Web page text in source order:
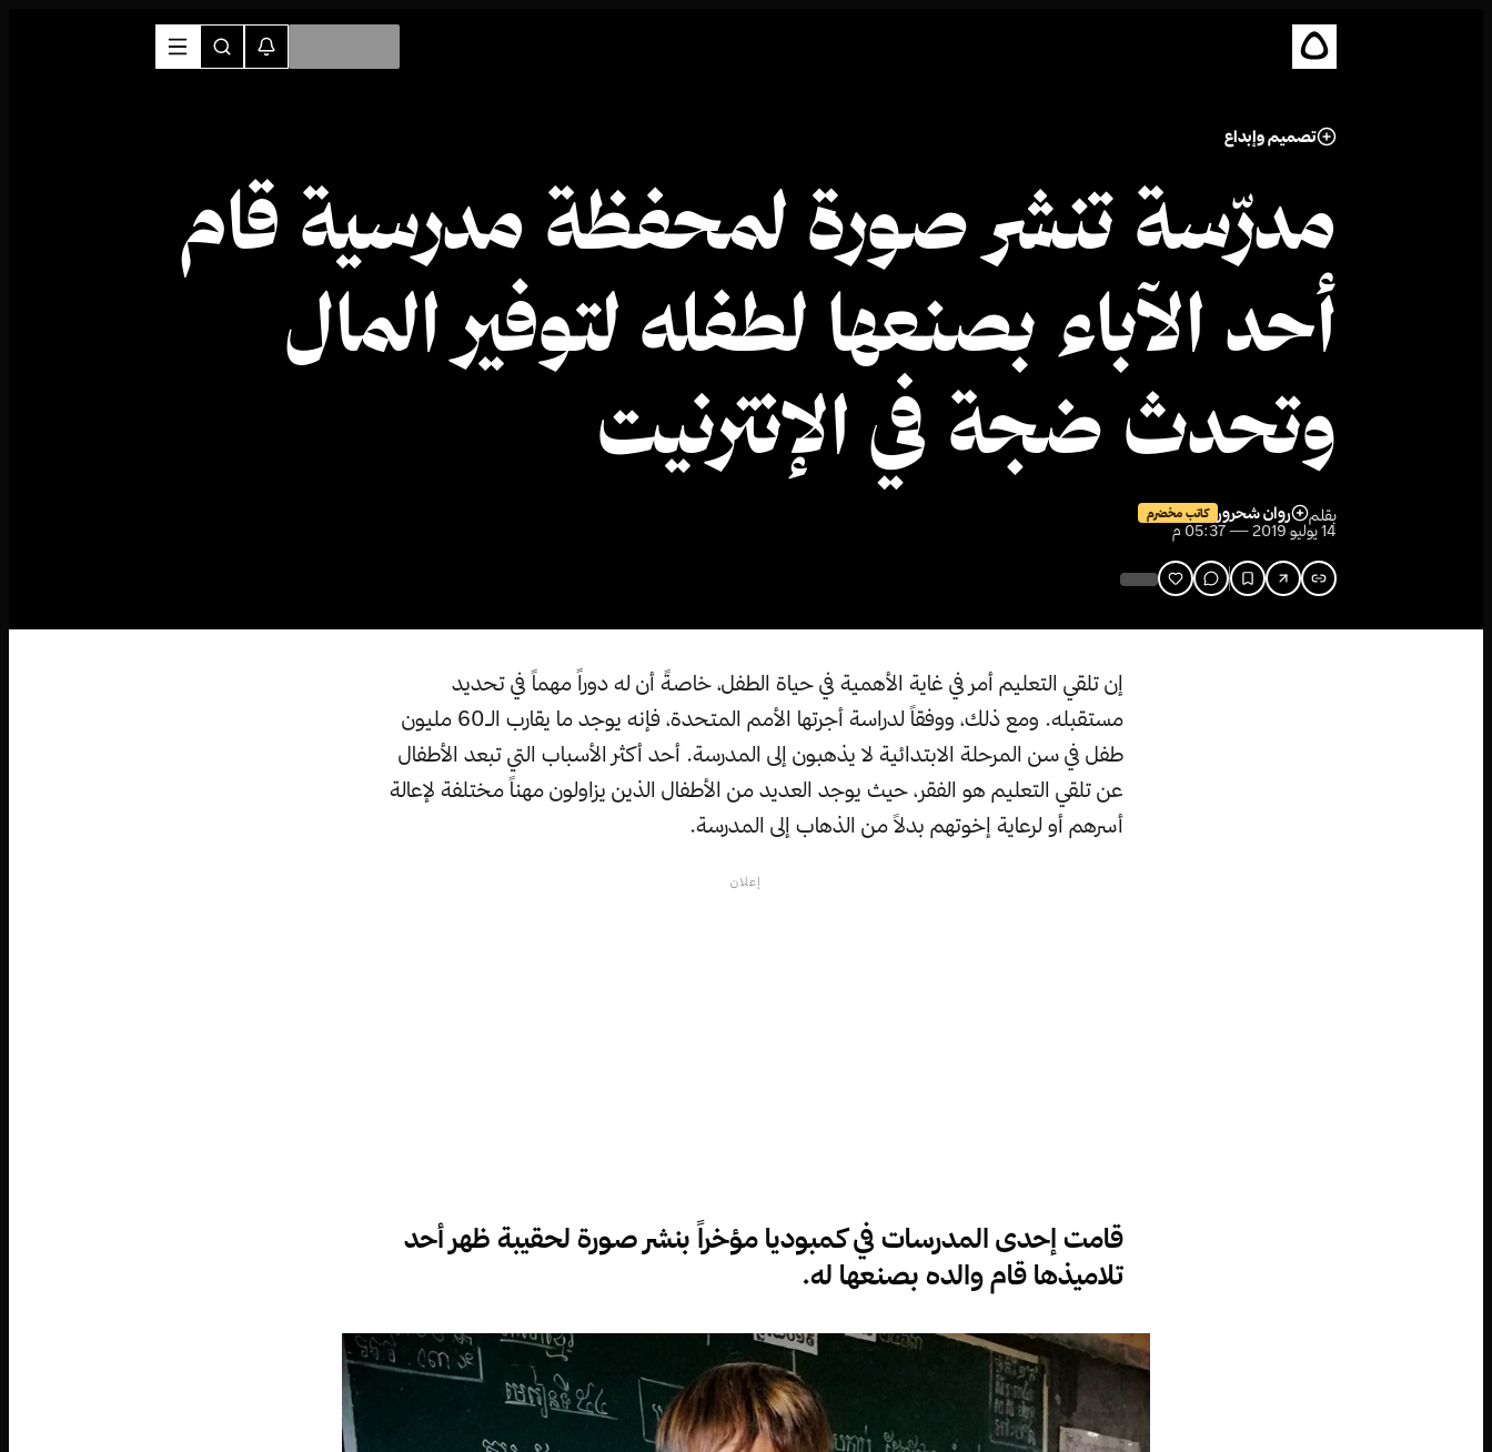
تصميم وإبداع
مدرّسة تنشر صورة لمحفظة مدرسية قام
أحد الآباء بصنعها لطفله لتوفير المال
وتحدث ضجة في الإنترنيت
بقلم روان شحرور كاتب مخضرم
14 يوليو 2019 — 05:37 م
إن تلقي التعليم أمر في غاية الأهمية في حياة الطفل، خاصةً أن له دوراً مهماً في تحديد
مستقبله. ومع ذلك، ووفقاً لدراسة أجرتها الأمم المتحدة، فإنه يوجد ما يقارب الـ60 مليون
طفل في سن المرحلة الابتدائية لا يذهبون إلى المدرسة. أحد أكثر الأسباب التي تبعد الأطفال
عن تلقي التعليم هو الفقر، حيث يوجد العديد من الأطفال الذين يزاولون مهناً مختلفة لإعالة
أسرهم أو لرعاية إخوتهم بدلاً من الذهاب إلى المدرسة.
إعلان
قامت إحدى المدرسات في كمبوديا مؤخراً بنشر صورة لحقيبة ظهر أحد
تلاميذها قام والده بصنعها له.